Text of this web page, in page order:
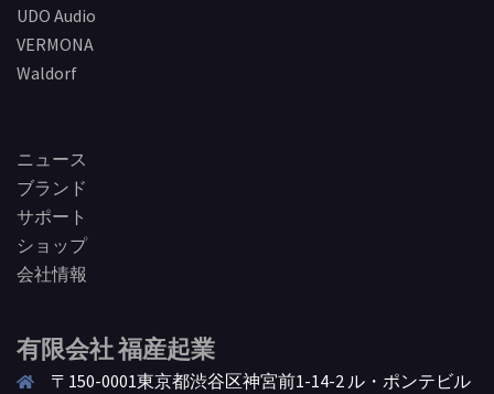
UDO Audio
VERMONA
Waldorf
ニュース
ブランド
サポート
ショップ
会社情報
有限会社 福産起業
〒150-0001東京都渋谷区神宮前1-14-2 ル・ポンテビル